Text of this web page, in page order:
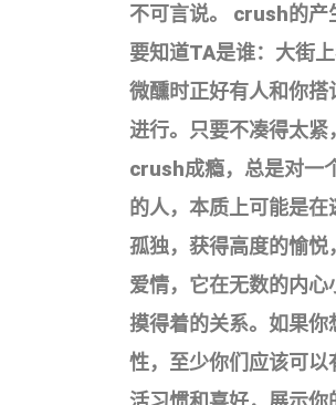
不可言说。 crush的产
要知道TA是谁：大街
微醺时正好有人和你
进行。只要不凑得太
crush成瘾，总是对一
的人，本质上可能是
孤独，获得高度的愉
爱情，它在无数的内心
摸得着的关系。如果
性，至少你们应该可